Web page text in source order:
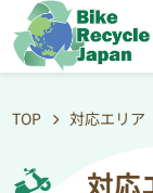
TOP 対応エリア
対応